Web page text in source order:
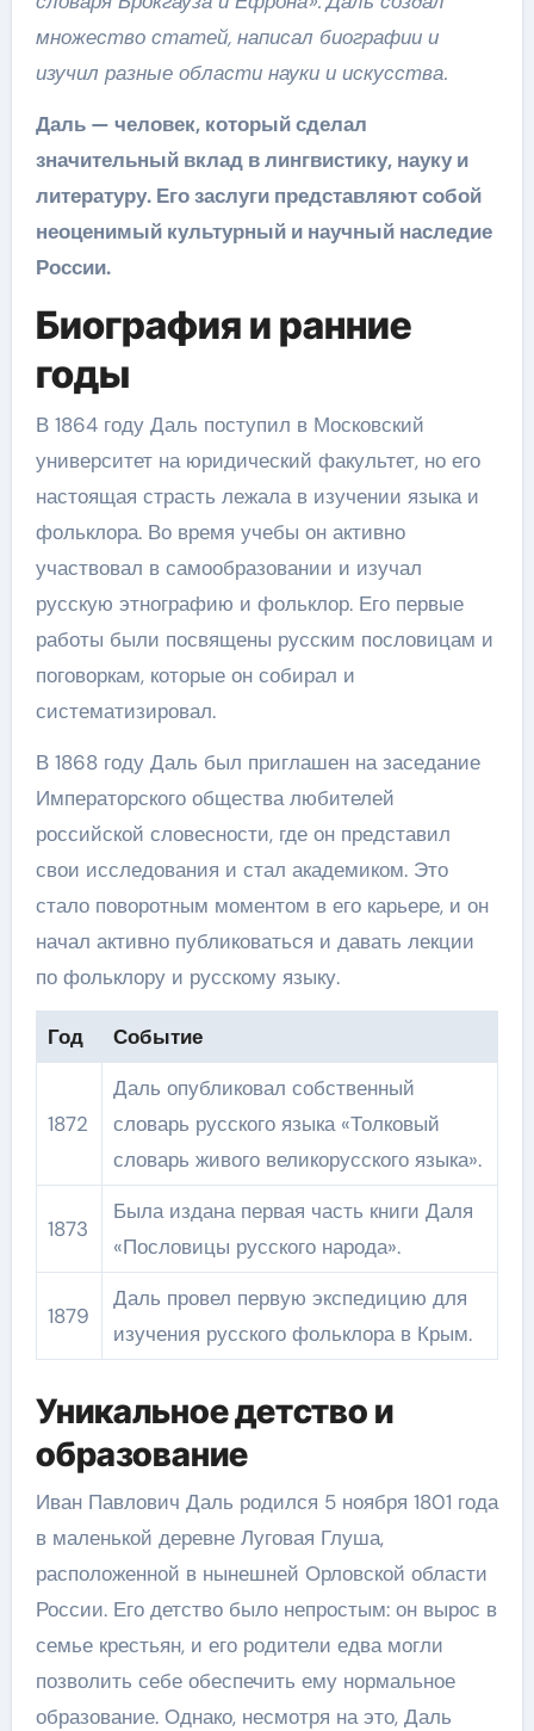
множество статей, написал биографии и
изучил разные области науки и искусства.
Даль — человек, который сделал
значительный вклад в лингвистику, науку и
литературу. Его заслуги представляют собой
неоценимый культурный и научный наследие
России.
Биография и ранние
годы
В 1864 году Даль поступил в Московский
университет на юридический факультет, но его
настоящая страсть лежала в изучении языка и
фольклора. Во время учебы он активно
участвовал в самообразовании и изучал
русскую этнографию и фольклор. Его первые
работы были посвящены русским пословицам и
поговоркам, которые он собирал и
систематизировал.
В 1868 году Даль был приглашен на заседание
Императорского общества любителей
российской словесности, где он представил
свои исследования и стал академиком. Это
стало поворотным моментом в его карьере, и он
начал активно публиковаться и давать лекции
по фольклору и русскому языку.
Год Событие
1872
Даль опубликовал собственный
словарь русского языка «Толковый
словарь живого великорусского языка».
1873
Была издана первая часть книги Даля
«Пословицы русского народа».
1879
Даль провел первую экспедицию для
изучения русского фольклора в Крым.
Уникальное детство и
образование
Иван Павлович Даль родился 5 ноября 1801 года
в маленькой деревне Луговая Глуша,
расположенной в нынешней Орловской области
России. Его детство было непростым: он вырос в
семье крестьян, и его родители едва могли
позволить себе обеспечить ему нормальное
образование. Однако, несмотря на это, Даль